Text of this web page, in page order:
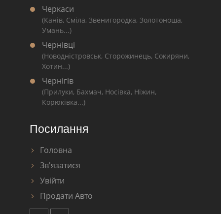
Черкаси
(Канів, Сміла, Звенигородка, Золотоноша,
Умань...)
Чернівці
(Новодністровськ, Сторожинець, Сокиряни,
Хотин...)
Чернігів
(Прилуки, Бахмач, Носівка, Ніжин,
Корюківка...)
Посилання
Головна
Зв'язатися
Увійти
Продати Авто